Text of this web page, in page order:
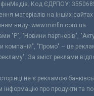
Код ЄДРПОУ:
матеріалів на інших
виду: www.minfin.com.ua
"Р", "Новини партнерів",
компаній", "Промо" – це
За зміст реклами
не є рекламою
інформацію про продукти та